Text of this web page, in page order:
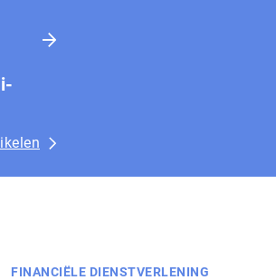
FINANCIËLE DIENSTVERLENING